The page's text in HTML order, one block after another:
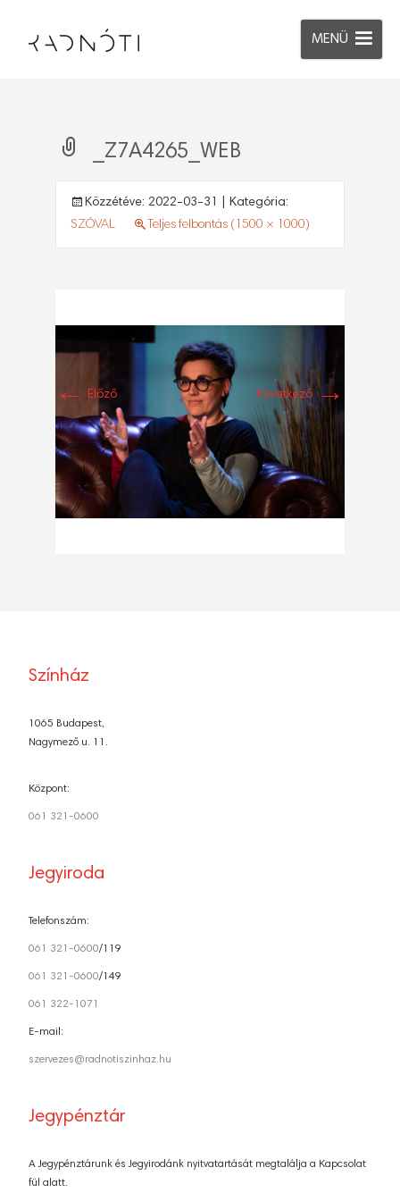
MENÜ
_Z7A4265_WEB
Közzétéve: 2022-03-31
| Kategória:
SZÓVAL
Teljes felbontás (1500 × 1000)
← Előző Következő →
Színház
1065 Budapest,
Nagymező u. 11.
Központ:
061 321-0600
Jegyiroda
Telefonszám:
061 321-0600/119
061 321-0600/149
061 322-1071
E-mail:
szervezes@radnotiszinhaz.hu
Jegypénztár
A Jegypénztárunk és Jegyirodánk nyitvatartását megtalálja a Kapcsolat
fül alatt.